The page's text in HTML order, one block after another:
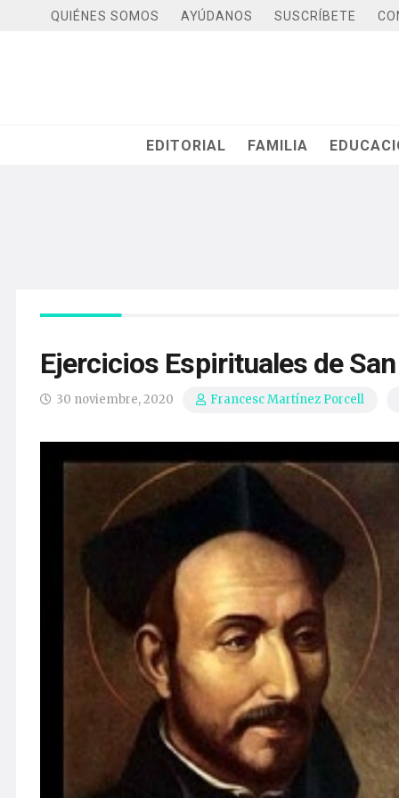
QUIÉNES SOMOS AYÚDANOS SUSCRÍBETE
EDITORIAL FAMILIA
Ejercicios Espirituales de
30 noviembre, 2020 Francesc Martínez Porcell